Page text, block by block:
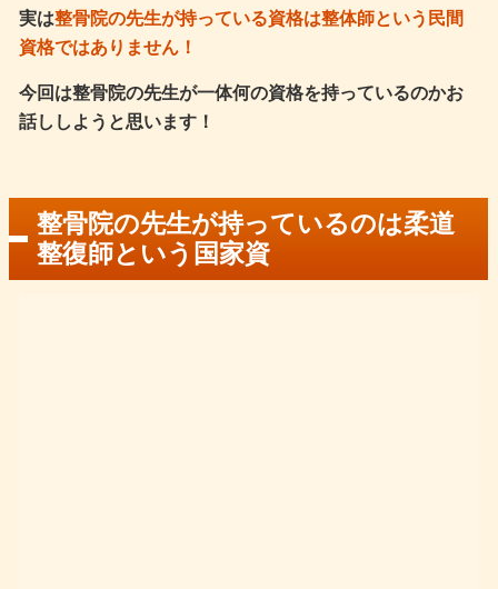
実は整骨院の先生が持っている資格は整体師という民間
資格ではありません！
今回は整骨院の先生が一体何の資格を持っているのかお
話ししようと思います！
整骨院の先生が持っているのは柔道
整復師という国家資